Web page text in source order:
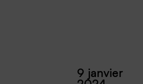
9 janvier